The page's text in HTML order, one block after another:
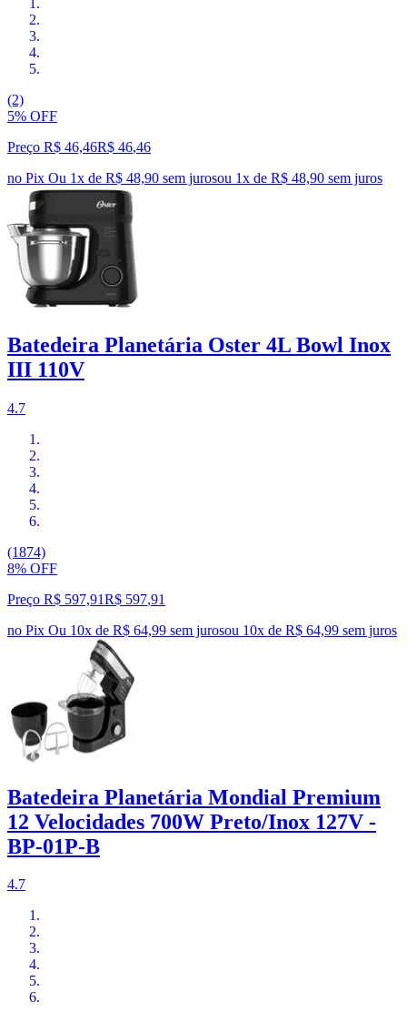
(2)
5% OFF
Preço R$ 46,46R$ 46,46
no Pix Ou 1x de R$ 48,90 sem jurosou 1x de R$ 48,90 sem juros
Batedeira Planetária Oster 4L Bowl Inox
III 110V
4.7
(1874)
8% OFF
Preço R$ 597,91R$ 597,91
no Pix Ou 10x de R$ 64,99 sem jurosou 10x de R$ 64,99 sem juros
Batedeira Planetária Mondial Premium
12 Velocidades 700W Preto/Inox 127V -
BP-01P-B
4.7